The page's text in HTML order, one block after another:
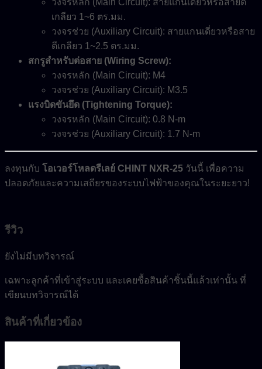
วงจรหลัก (Main Circuit): สายแกนเดี่ยวหรือสายตี
เกลียว 1~6 ตร.มม.
วงจรช่วย (Auxiliary Circuit): สายแกนเดี่ยวหรือสาย
ตีเกลียว 1~2.5 ตร.มม.
สกรูสำหรับต่อสาย (Wiring Screw):
วงจรหลัก (Main Circuit): M4
วงจรช่วย (Auxiliary Circuit): M3.5
แรงบิดขันยึด (Tightening Torque):
วงจรหลัก (Main Circuit): 0.8 N-m
วงจรช่วย (Auxiliary Circuit): 1.7 N-m
ลงทุนกับ โอเวอร์โหลดรีเลย์ CHINT NXR-25 วันนี้ เพื่อความ
ปลอดภัยและความเสถียรของระบบไฟฟ้าของคุณในระยะยาว!
รีวิว
ยังไม่มีบทวิจารณ์
เฉพาะลูกค้าที่เข้าสู่ระบบ และเคยซื้อสินค้าชิ้นนี้แล้วเท่านั้น ที่
เขียนบทวิจารณ์ได้
สินค้าที่เกี่ยวข้อง